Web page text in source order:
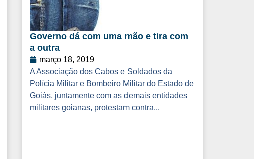
Governo dá com uma mão e tira com
a outra
março 18, 2019
A Associação dos Cabos e Soldados da
Polícia Militar e Bombeiro Militar do Estado de
Goiás, juntamente com as demais entidades
militares goianas, protestam contra...